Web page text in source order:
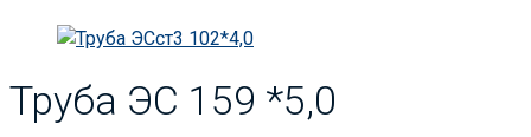
Труба ЭС 159 *5,0